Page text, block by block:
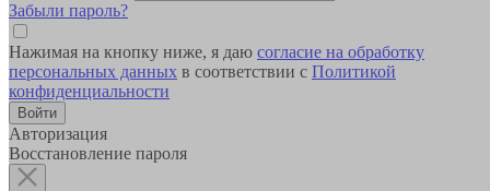
Забыли пароль?
Нажимая на кнопку ниже, я даю согласие на обработку
персональных данных в соответствии с Политикой
конфиденциальности
Авторизация
Восстановление пароля